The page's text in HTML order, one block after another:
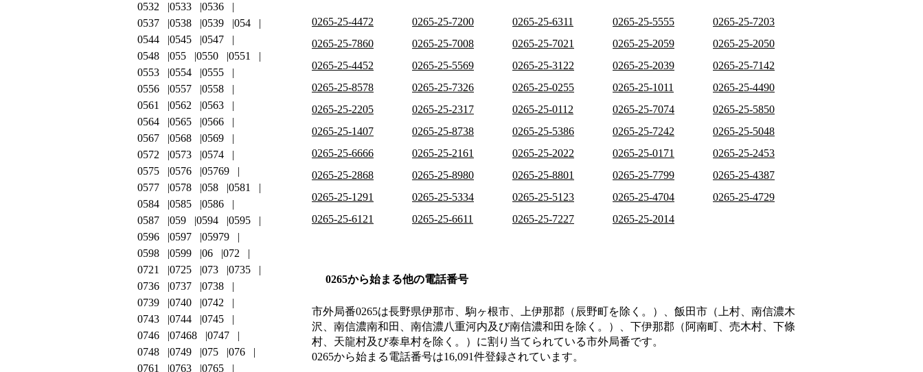
0265-25-4472 0265-25-7200 0265-25-6311 0265-25-5555
0265-25-7203
0265-25-7860
0265-25-7008 0265-25-7021 0265-25-2059
0265-25-2050
0265-25-4452
0265-25-5569 0265-25-3122 0265-25-2039
0265-25-7142
0265-25-8578
0265-25-7326 0265-25-0255 0265-25-1011
0265-25-4490
0265-25-2205
0265-25-2317 0265-25-0112 0265-25-7074
0265-25-5850
0265-25-1407
0265-25-8738 0265-25-5386 0265-25-7242
0265-25-5048
0265-25-6666
0265-25-2161 0265-25-2022 0265-25-0171
0265-25-2453
0265-25-2868
0265-25-8980 0265-25-8801 0265-25-7799
0265-25-4387
0265-25-1291
0265-25-5334 0265-25-5123 0265-25-4704
0265-25-4729
0265-25-6121
0265-25-6611 0265-25-7227 0265-25-2014
0265から始まる他の電話番号
市外局番0265は長野県伊那市、駒ヶ根市、上伊那郡（辰野町を除く。）、飯田市（上村、南信濃木
沢、南信濃南和田、南信濃八重河内及び南信濃和田を除く。）、下伊那郡（阿南町、売木村、下條
村、天龍村及び泰阜村を除く。） に割り当てられている市外局番です。
0265から始まる電話番号は16,091件登録されています。
0532
0533
0536
0537
0538 0539
054
0544
0545
0547
0548
055 0550
0551
0553
0554
0555
0556
0557
0558
0561
0562
0563
0564
0565
0566
0567
0568
0569
0572
0573
0574
0575
0576
05769
0577
0578 058
0581
0584
0585
0586
0587
059 0594
0595
0596
0597
05979
0598
0599 06
072
0721
0725 073
0735
0736
0737
0738
0739
0740
0742
0743
0744
0745
0746
07468
0747
0748
0749 075
076
0761
0763
0765